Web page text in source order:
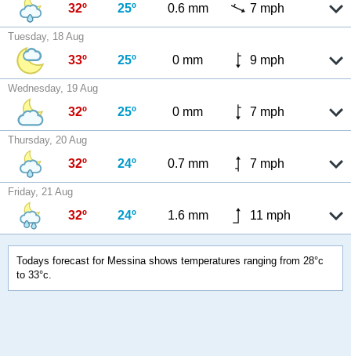
32º 25º 0.6 mm 7 mph
Tuesday, 18 Aug
33º 25º 0 mm 9 mph
Wednesday, 19 Aug
32º 25º 0 mm 7 mph
Thursday, 20 Aug
32º 24º 0.7 mm 7 mph
Friday, 21 Aug
32º 24º 1.6 mm 11 mph
Todays forecast for Messina shows temperatures ranging from 28°c
to 33°c.